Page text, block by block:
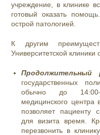
учреждение, в клинике
готовый оказать
острой патологией.
К другим
Университетской клиники
Продолжительный
государственных
обычно до 14:00-
медицинского
позволяет пациенту
для визита время.
перезвонить в